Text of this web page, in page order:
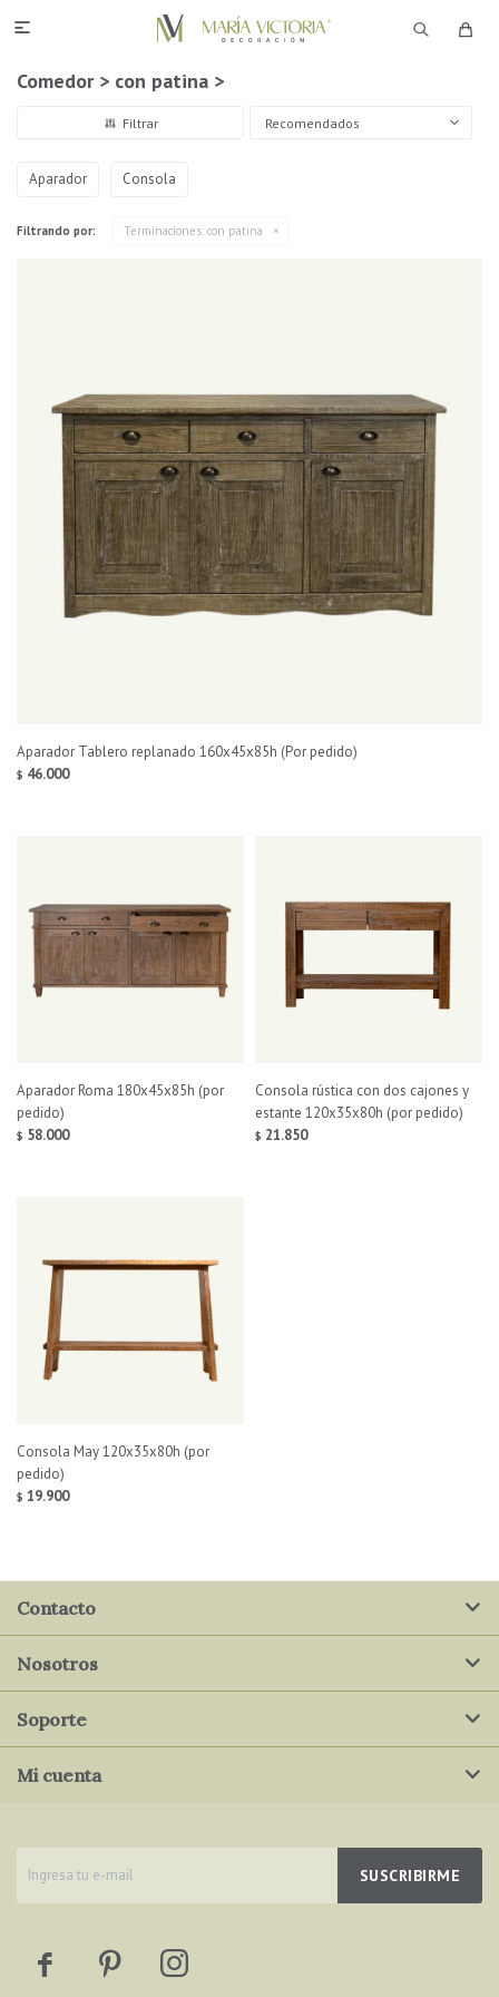

Comedor > con patina >
Recomendados
Aparador Consola
Filtrando por: Terminaciones: con patina
Aparador Tablero replanado 160x45x85h (Por pedido)
$ 46.000
Aparador Roma 180x45x85h (por
pedido)
$ 58.000
Consola rústica con dos cajones y
estante 120x35x80h (por pedido)
$ 21.850
Consola May 120x35x80h (por
pedido)
$ 19.900
SUSCRIBIRME
  
Contacto
Nosotros
Soporte
Mi cuenta